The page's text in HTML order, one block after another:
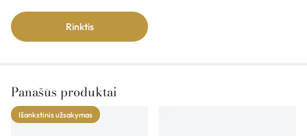
Rinktis
Panašūs produktai
Išankstinis užsakymas